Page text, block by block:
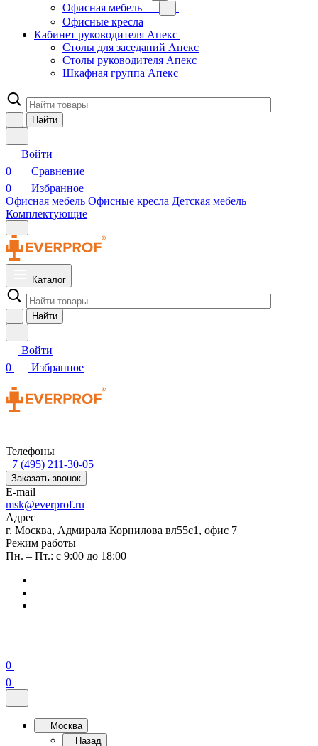
Офисная мебель
Офисные кресла
Кабинет руководителя Апекс
Столы для заседаний Апекс
Столы руководителя Апекс
Шкафная группа Апекс
Найти
Войти
0
Сравнение
0
Избранное
Офисная мебель Офисные кресла Детская мебель
Комплектующие
Каталог
Найти
Войти
0
Избранное
Телефоны
+7 (495) 211-30-05
Заказать звонок
E-mail
msk@everprof.ru
Адрес
г. Москва, Адмирала Корнилова вл55с1, офис 7
Режим работы
Пн. – Пт.: с 9:00 до 18:00
0
0
Москва
Назад